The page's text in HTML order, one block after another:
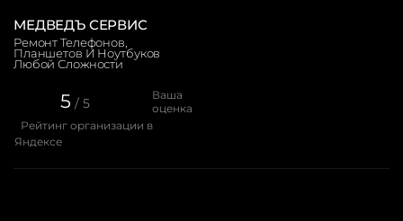
МЕДВЕДЪ СЕРВИС
Ремонт Телефонов,
Планшетов И Ноутбуков
Любой Сложности
5 / 5
Ваша
оценка
Рейтинг организации в
Яндексе